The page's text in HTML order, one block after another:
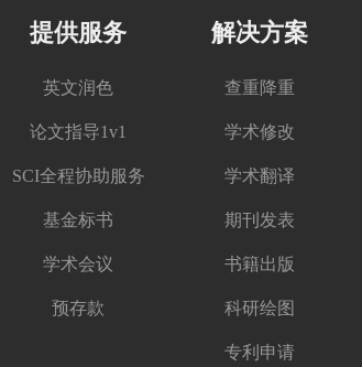
提供服务
英文润色
论文指导1v1
SCI全程协助服务
基金标书
学术会议
预存款
解决方案
查重降重
学术修改
学术翻译
期刊发表
书籍出版
科研绘图
专利申请